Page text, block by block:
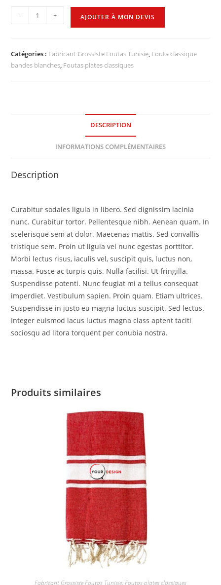
- + AJOUTER À MON DEVIS
Catégories : Fabricant Grossiste Foutas Tunisie, Fouta classique
bandes blanches, Foutas plates classiques
DESCRIPTION
INFORMATIONS COMPLÉMENTAIRES
Description
Curabitur sodales ligula in libero. Sed dignissim lacinia
nunc. Curabitur tortor. Pellentesque nibh. Aenean quam. In
scelerisque sem at dolor. Maecenas mattis. Sed convallis
tristique sem. Proin ut ligula vel nunc egestas porttitor.
Morbi lectus risus, iaculis vel, suscipit quis, luctus non,
massa. Fusce ac turpis quis. Nulla facilisi. Ut fringilla.
Suspendisse potenti. Nunc feugiat mi a tellus consequat
imperdiet. Vestibulum sapien. Proin quam. Etiam ultrices.
Suspendisse in justo eu magna luctus suscipit. Sed lectus.
Integer euismod lacus luctus magna class aptent taciti
sociosqu ad litora torquent per conubia nostra.
Produits similaires
Fabricant Grossiste Foutas Tunisie, Foutas plates classiques